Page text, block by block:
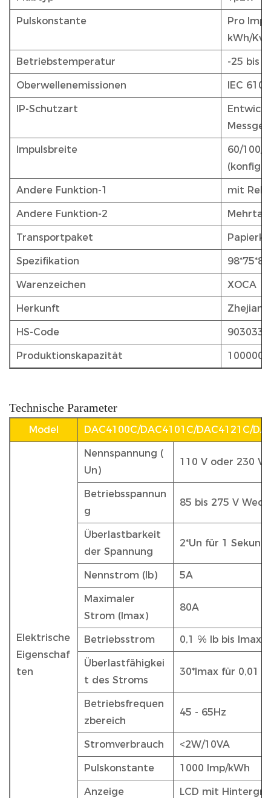
Pulskonstante
Pro
kWh/
Betriebstemperatur -25 bis
Oberwellenemissionen IEC
IP-Schutzart
Impulsbreite
60/100/
Andere Funktion-1 mit
Andere Funktion-2
Transportpaket
Spezifikation
Warenzeichen XOCA
Herkunft
HS-Code
Produktionskapazität
Technische Parameter
Model DAC4100C/DAC4101C/DAC4121C/
Elektrische
Eigenschaf
ten
Nennspannung (
Un)
110 V oder 230 V
Betriebsspannun
g
85 bis 275 V
Überlastbarkeit
der Spannung
2*Un für 1
Nennstrom (Ib) 5A
Maximaler
Strom (Imax)
80A
Betriebsstrom 0,1 % Ib bis Imax
Überlastfähigkei
t des Stroms
30*Imax für 0,01
Betriebsfrequen
zbereich
45 - 65Hz
Stromverbrauch <2W/10VA
Pulskonstante 1000 Imp/kWh
Anzeige LCD mit